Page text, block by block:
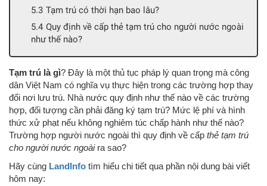
Tạm trú có thời hạn bao lâu?
Quy định về cấp thẻ tạm trú cho người nước ngoài
như thế nào?
Tạm trú là gì? Đây là một thủ tục pháp lý quan trọng mà công
dân Việt Nam có nghĩa vụ thực hiện trong các trường hợp thay
đổi nơi lưu trú. Nhà nước quy định như thế nào về các trường
hợp, đối tượng cần phải đăng ký tạm trú? Mức lệ phí và hình
thức xử phạt nếu không nghiêm túc chấp hành như thế nào?
Trường hợp người nước ngoài thì quy định về cấp thẻ tạm trú
cho người nước ngoàira sao?
Hãy cùng LandInfo tìm hiểu chi tiết qua phần nội dung bài viết
hôm nay: